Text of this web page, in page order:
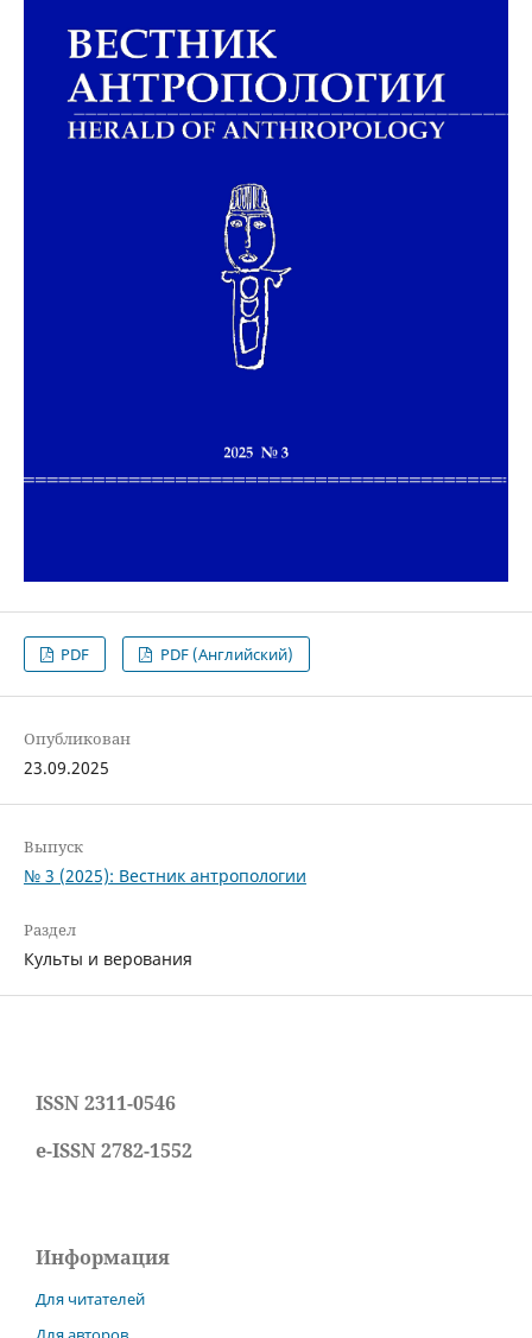
PDF PDF (Английский)
Опубликован
23.09.2025
Выпуск
№ 3 (2025): Вестник антропологии
Раздел
Культы и верования
ISSN 2311-0546
e-ISSN 2782-1552
Информация
Для читателей